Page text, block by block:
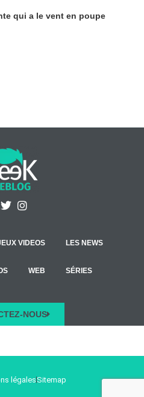
qui a le vent en poupe
VIDEOS LES NEWS
WEB SÉRIES
NOUS
légalesSitemap